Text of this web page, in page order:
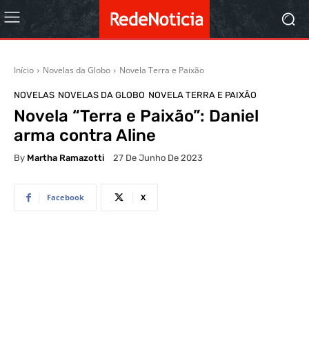
Início Novelas da Globo Novela Terra e Paixão
NOVELAS NOVELAS DA GLOBO NOVELA TERRA E PAIXÃO
Novela “Terra e Paixão”: Daniel
arma contra Aline
By Martha Ramazotti 27 De Junho De 2023
Facebook X